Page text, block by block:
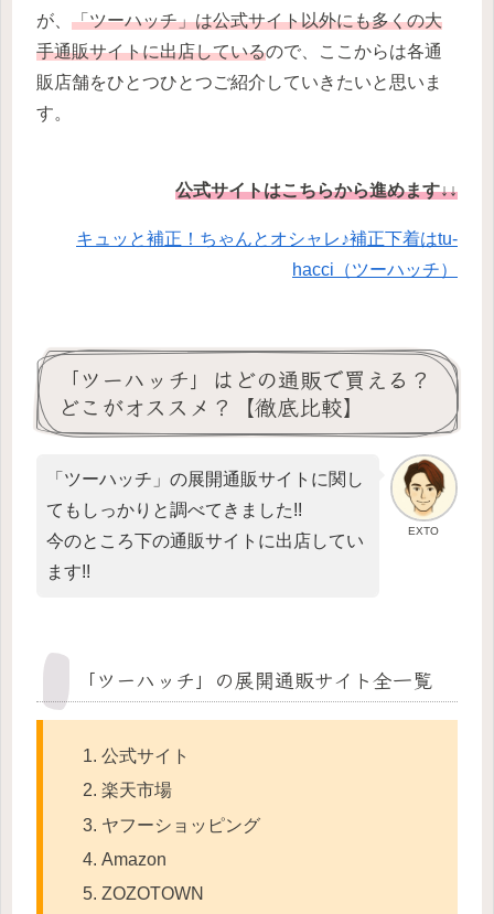
が、 「ツーハッチ」は公式サイト以外にも多くの大
手通販サイトに出店しているので、ここからは各通
販店舗をひとつひとつご紹介していきたいと思いま
す。
公式サイトはこちらから進めます↓↓
キュッと補正！ちゃんとオシャレ♪補正下着はtu-
hacci（ツーハッチ）
「ツーハッチ」はどの通販で買える？
どこがオススメ？【徹底比較】
EXTO
「ツーハッチ」の展開通販サイトに関し
てもしっかりと調べてきました!!
今のところ下の通販サイトに出店してい
ます!!
「ツーハッチ」の展開通販サイト全一覧
公式サイト
楽天市場
ヤフーショッピング
Amazon
ZOZOTOWN